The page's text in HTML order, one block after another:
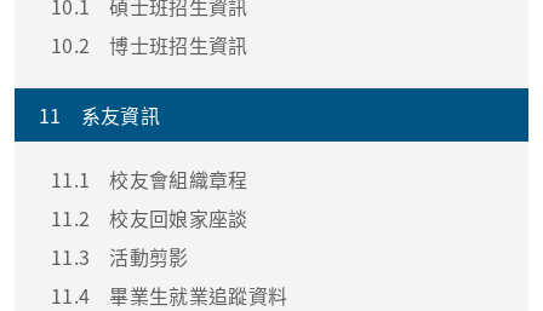
10.2
博士班招生資訊
11 系友資訊
11.1
校友會組織章程
11.2
校友回娘家座談
11.3
活動剪影
11.4
畢業生就業追蹤資料